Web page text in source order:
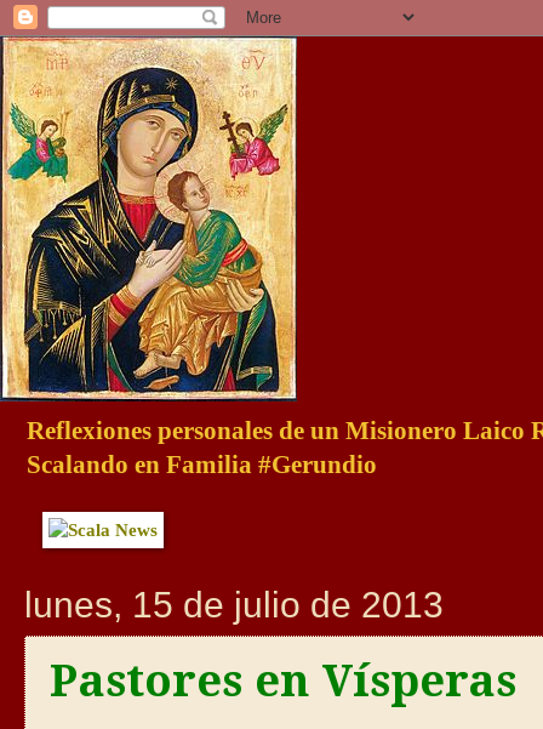
Reflexiones personales de un Misionero Laico
Scalando en Familia #Gerundio
lunes, 15 de julio de 2013
Pastores en Vísperas